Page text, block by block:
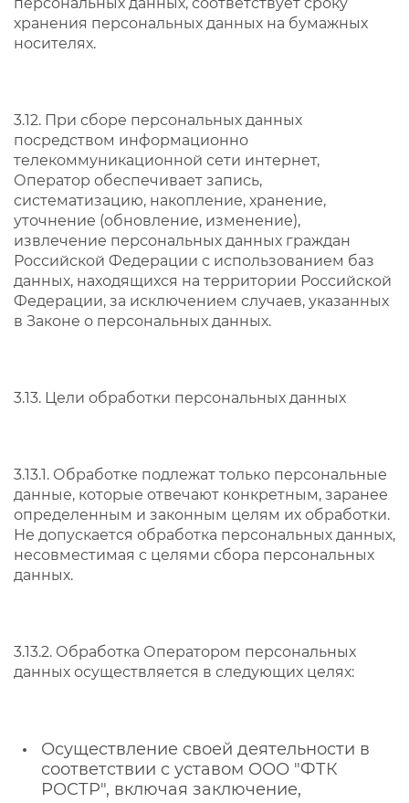
хранения персональных данных на бумажных
носителях.
3.12. При сборе персональных данных
посредством информационно
телекоммуникационной сети интернет,
Оператор обеспечивает запись,
систематизацию, накопление, хранение,
уточнение (обновление, изменение),
извлечение персональных данных граждан
Российской Федерации с использованием баз
данных, находящихся на территории Российской
Федерации, за исключением случаев, указанных
в Законе о персональных данных.
3.13. Цели обработки персональных данных
3.13.1. Обработке подлежат только персональные
данные, которые отвечают конкретным, заранее
определенным и законным целям их обработки.
Не допускается обработка персональных данных,
несовместимая с целями сбора персональных
данных.
3.13.2. Обработка Оператором персональных
данных осуществляется в следующих целях:
Осуществление своей деятельности в
соответствии с уставом ООО "ФТК
РОСТР", включая заключение,